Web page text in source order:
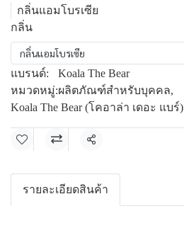
กลิ่นแอมโบรเซีย
กลิ่น
กลิ่นแอมโบรเซีย
แบรนด์:
Koala The Bear
หมวดหมู่:ผลิตภัณฑ์สำหรับบุคคล,
Koala The Bear (โคอาล่า เดอะ แบร์)
แชร์
รายละเอียดสินค้า